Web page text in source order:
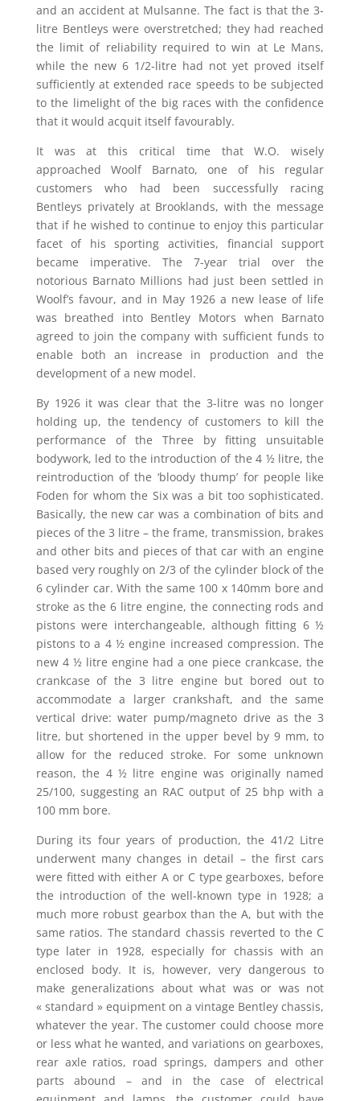
and an accident at Mulsanne. The fact is that the 3-
litre Bentleys were overstretched; they had reached
the limit of reliability required to win at Le Mans,
while the new 6 1/2-litre had not yet proved itself
sufficiently at extended race speeds to be subjected
to the limelight of the big races with the confidence
that it would acquit itself favourably.
It was at this critical time that W.O. wisely
approached Woolf Barnato, one of his regular
customers who had been successfully racing
Bentleys privately at Brooklands, with the message
that if he wished to continue to enjoy this particular
facet of his sporting activities, financial support
became imperative. The 7-year trial over the
notorious Barnato Millions had just been settled in
Woolf’s favour, and in May 1926 a new lease of life
was breathed into Bentley Motors when Barnato
agreed to join the company with sufficient funds to
enable both an increase in production and the
development of a new model.
By 1926 it was clear that the 3-litre was no longer
holding up, the tendency of customers to kill the
performance of the Three by fitting unsuitable
bodywork, led to the introduction of the 4 ½ litre, the
reintroduction of the ‘bloody thump’ for people like
Foden for whom the Six was a bit too sophisticated.
Basically, the new car was a combination of bits and
pieces of the 3 litre – the frame, transmission, brakes
and other bits and pieces of that car with an engine
based very roughly on 2/3 of the cylinder block of the
6 cylinder car. With the same 100 x 140mm bore and
stroke as the 6 litre engine, the connecting rods and
pistons were interchangeable, although fitting 6 ½
pistons to a 4 ½ engine increased compression. The
new 4 ½ litre engine had a one piece crankcase, the
crankcase of the 3 litre engine but bored out to
accommodate a larger crankshaft, and the same
vertical drive: water pump/magneto drive as the 3
litre, but shortened in the upper bevel by 9 mm, to
allow for the reduced stroke. For some unknown
reason, the 4 ½ litre engine was originally named
25/100, suggesting an RAC output of 25 bhp with a
100 mm bore.
During its four years of production, the 41/2 Litre
underwent many changes in detail – the first cars
were fitted with either A or C type gearboxes, before
the introduction of the well-known type in 1928; a
much more robust gearbox than the A, but with the
same ratios. The standard chassis reverted to the C
type later in 1928, especially for chassis with an
enclosed body. It is, however, very dangerous to
make generalizations about what was or was not
« standard » equipment on a vintage Bentley chassis,
whatever the year. The customer could choose more
or less what he wanted, and variations on gearboxes,
rear axle ratios, road springs, dampers and other
parts abound – and in the case of electrical